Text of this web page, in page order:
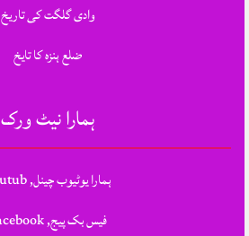
وادی گلگت کی تاریخ
ضلع ہنزہ کا تایخ
ہمارا نیٹ ورک
ہمارا یوٹیوب چینل, Youtub
فیس بک پیج, Facebook